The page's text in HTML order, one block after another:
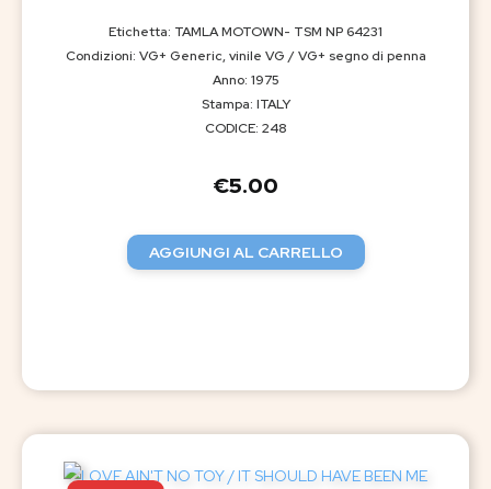
Etichetta: TAMLA MOTOWN- TSM NP 64231
Condizioni: VG+ Generic, vinile VG / VG+ segno di penna
Anno: 1975
Stampa: ITALY
CODICE: 248
€5.00
AGGIUNGI AL CARRELLO